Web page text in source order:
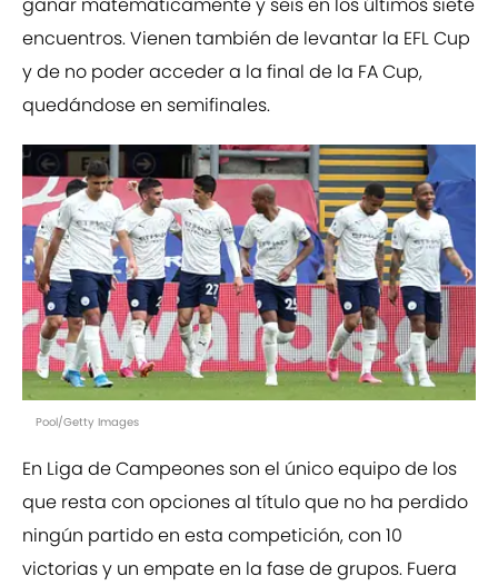
encuentros. Vienen también de levantar la EFL Cup
y de no poder acceder a la final de la FA Cup,
quedándose en semifinales.
Pool/Getty Images
En Liga de Campeones son el único equipo de los
que resta con opciones al título que no ha perdido
ningún partido en esta competición, con 10
victorias y un empate en la fase de grupos. Fuera